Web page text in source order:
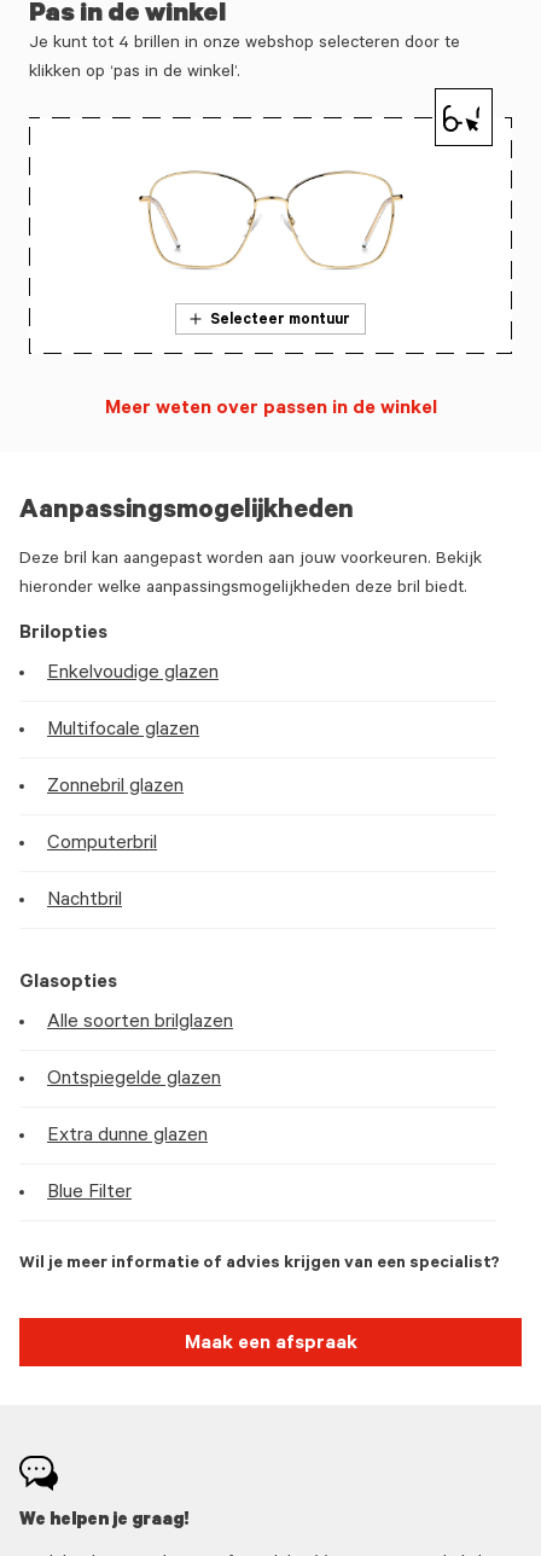
Aanpassingsmogelijkheden
Deze bril kan aangepast worden aan jouw voorkeuren. Bekijk
hieronder welke aanpassingsmogelijkheden deze bril biedt.
Brilopties
Enkelvoudige glazen
Multifocale glazen
Zonnebril glazen
Computerbril
Nachtbril
Glasopties
Alle soorten brilglazen
Ontspiegelde glazen
Extra dunne glazen
Blue Filter
Wil je meer informatie of advies krijgen van een specialist?
Maak een afspraak
Pas in de winkel
Je kunt tot 4 brillen in onze webshop selecteren door te
klikken op ‘pas in de winkel’.
Selecteer montuur
Meer weten over passen in de winkel
We helpen je graag!